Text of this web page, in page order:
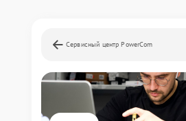
Сервисный центр PowerCom